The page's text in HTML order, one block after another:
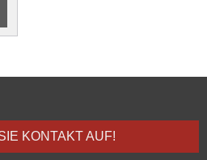
KONTAKT AUF!